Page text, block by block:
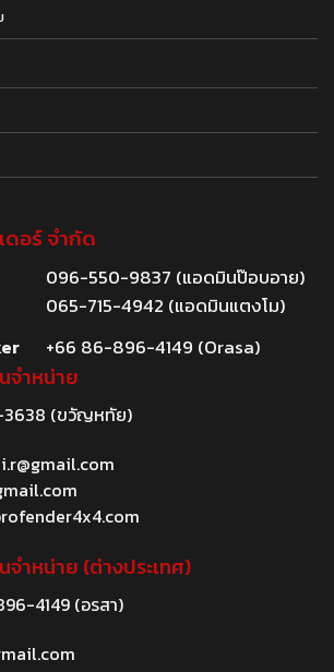
ดอร์ จำกัด
096-550-9837 (แอดมินป๊อบอาย)
065-715-4942 (แอดมินแตงโม)
+66 86-896-4149 (Orasa)
จำหน่าย
(ขวัญหทัย)
จำหน่าย (ต่างประเทศ)
4149(อรสา)